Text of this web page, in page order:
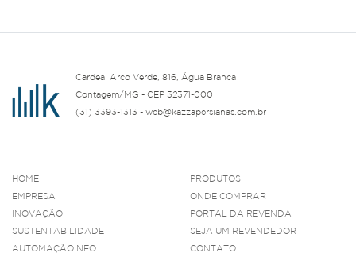
Cardeal Arco Verde, 816, Água Branca
Contagem/MG - CEP 32371-000
(31) 3393-1313 - web@kazzapersianas.com.br
HOME
EMPRESA
INOVAÇÃO
SUSTENTABILIDADE
AUTOMAÇÃO NEO
PRODUTOS
ONDE COMPRAR
PORTAL DA REVENDA
SEJA UM REVENDEDOR
CONTATO